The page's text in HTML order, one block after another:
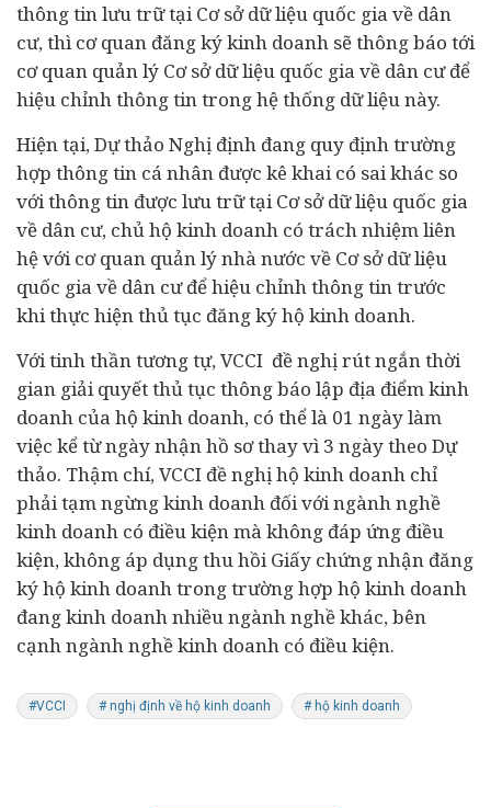
thông tin lưu trữ tại Cơ sở dữ liệu quốc gia về dân
cư, thì cơ quan đăng ký kinh doanh sẽ thông báo tới
cơ quan quản lý Cơ sở dữ liệu quốc gia về dân cư để
hiệu chỉnh thông tin trong hệ thống dữ liệu này.
Hiện tại, Dự thảo Nghị định đang quy định trường
hợp thông tin cá nhân được kê khai có sai khác so
với thông tin được lưu trữ tại Cơ sở dữ liệu quốc gia
về dân cư, chủ hộ kinh doanh có trách nhiệm liên
hệ với cơ quan quản lý nhà nước về Cơ sở dữ liệu
quốc gia về dân cư để hiệu chỉnh thông tin trước
khi thực hiện thủ tục đăng ký hộ kinh doanh.
Với tinh thần tương tự, VCCI đề nghị rút ngắn thời
gian giải quyết thủ tục thông báo lập địa điểm kinh
doanh của hộ kinh doanh, có thể là 01 ngày làm
việc kể từ ngày nhận hồ sơ thay vì 3 ngày theo Dự
thảo. Thậm chí, VCCI đề nghị hộ kinh doanh chỉ
phải tạm ngừng kinh doanh đối với ngành nghề
kinh doanh có điều kiện mà không đáp ứng điều
kiện, không áp dụng thu hồi Giấy chứng nhận đăng
ký hộ kinh doanh trong trường hợp hộ kinh doanh
đang kinh doanh nhiều ngành nghề khác, bên
cạnh ngành nghề kinh doanh có điều kiện.
#VCCI # nghị định về hộ kinh doanh # hộ kinh doanh